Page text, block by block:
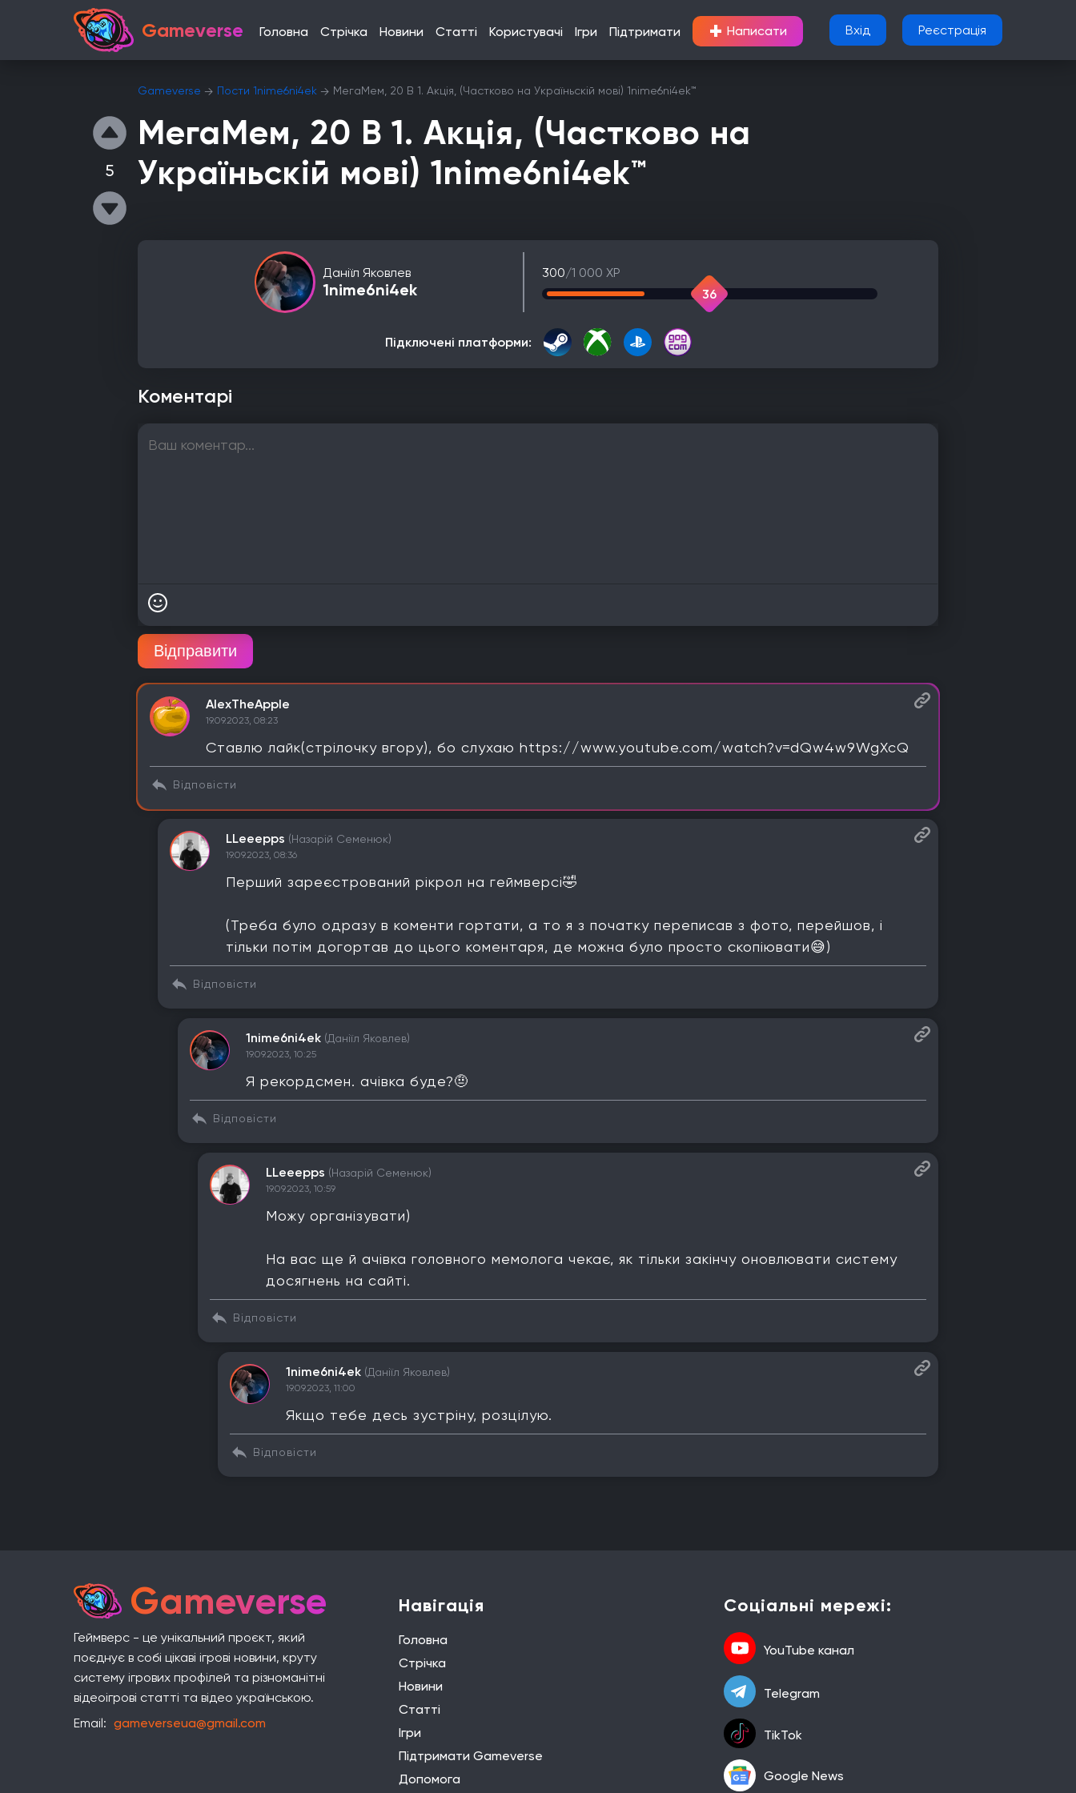
Gameverse Головна Стрічка Новини Статті Користувачі Ігри Підтримати + Написати Вхід Реєстрація
Gameverse Пости 1nime6ni4ek МегаМем, 20 В 1. Акція, (Частково на Україньскій мові) 1nime6ni4ek™
5
МегаМем, 20 В 1. Акція, (Частково на
Україньскій мові) 1nime6ni4ek™
Даніїл Яковлев
1nime6ni4ek
300/1 000 XP
36
Підключені платформи:
Коментарі
Відправити
AlexTheApple
19.09.2023, 08:23
Ставлю лайк(стрілочку вгору), бо слухаю https://www.youtube.com/watch?v=dQw4w9WgXcQ
Відповісти
LLeeepps (Назарій Семенюк)
19.09.2023, 08:36
Перший зареєстрований рікрол на геймверсі🤣
(Треба було одразу в коменти гортати, а то я з початку переписав з фото, перейшов, і
тільки потім догортав до цього коментаря, де можна було просто скопіювати😅)
Відповісти
1nime6ni4ek (Даніїл Яковлев)
19.09.2023, 10:25
Я рекордсмен. ачівка буде?🤨
Відповісти
LLeeepps (Назарій Семенюк)
19.09.2023, 10:59
Можу організувати)
На вас ще й ачівка головного мемолога чекає, як тільки закінчу оновлювати систему
досягнень на сайті.
Відповісти
1nime6ni4ek (Даніїл Яковлев)
19.09.2023, 11:00
Якщо тебе десь зустріну, розцілую.
Відповісти
Gameverse
Геймверс - це унікальний проєкт, який
поєднує в собі цікаві ігрові новини, круту
систему ігрових профілей та різноманітні
відеоігрові статті та відео українською.
Email: gameverseua@gmail.com
Навігація
Головна
Стрічка
Новини
Статті
Ігри
Підтримати Gameverse
Допомога
Соціальні мережі:
YouTube канал
Telegram
TikTok
Google News